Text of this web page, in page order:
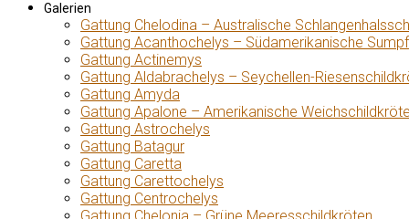
Galerien
Gattung Chelodina – Australische
Gattung Acanthochelys – Südamerikanische
Gattung Actinemys
Gattung Aldabrachelys – Seychellen-
Gattung Amyda
Gattung Apalone – Amerikanische
Gattung Astrochelys
Gattung Batagur
Gattung Caretta
Gattung Carettochelys
Gattung Centrochelys